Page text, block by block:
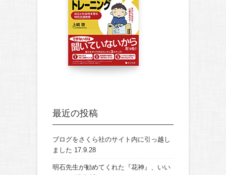
最近の投稿
ブログをさくら社のサイト内に引っ越し
ました 17.9.28
明石先生が勧めてくれた『花神』、いい